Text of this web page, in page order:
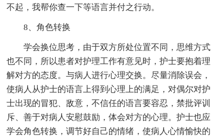
不起，我帮你查一下等语言并付之行动。
8、角色转换
学会换位思考，由于双方所处位置不同，思维方式
也不同，所以患者对护理工作有意见时，护士要抱着理
解对方的态度。与病人进行心理交换。尽量消除误会，
使病人从护士的语言上得到心理上的满足，对偶尔对护
士出现的冒犯、敌意，不信任的语言要容忍，禁批评训
斥、善于对病人安慰鼓励，体会对方的心理。护士也应
学会角色转换，调节好自己的情绪，使病人心情愉快的